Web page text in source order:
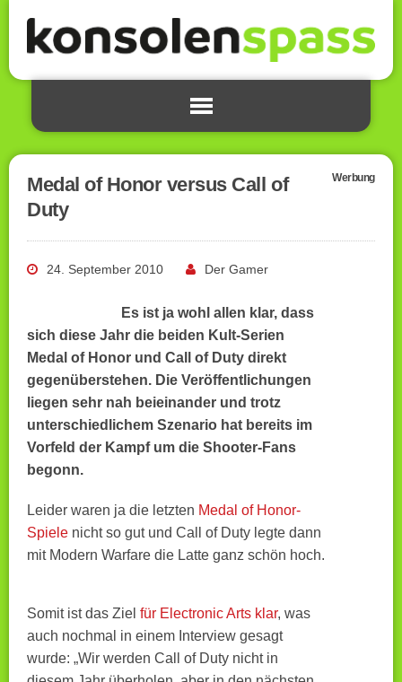
Medal of Honor versus Call of
Duty
Werbung
24. September 2010 Der Gamer
Es ist ja wohl allen klar, dass
sich diese Jahr die beiden Kult-Serien
Medal of Honor und Call of Duty direkt
gegenüberstehen. Die Veröffentlichungen
liegen sehr nah beieinander und trotz
unterschiedlichem Szenario hat bereits im
Vorfeld der Kampf um die Shooter-Fans
begonn.
Leider waren ja die letzten Medal of Honor-
Spiele nicht so gut und Call of Duty legte dann
mit Modern Warfare die Latte ganz schön hoch.
Somit ist das Ziel für Electronic Arts klar, was
auch nochmal in einem Interview gesagt
wurde: „Wir werden Call of Duty nicht in